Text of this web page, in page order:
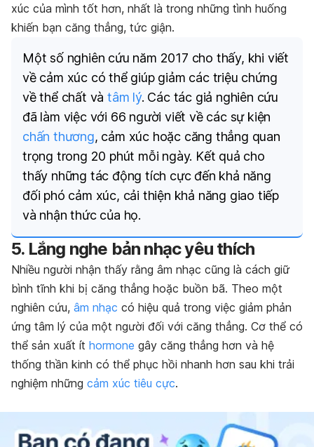
xúc của mình tốt hơn, nhất là trong những tình huống
khiến bạn căng thẳng, tức giận.
Một số nghiên cứu năm 2017 cho thấy, khi viết
về cảm xúc có thể giúp giảm các triệu chứng
về thể chất và tâm lý. Các tác giả nghiên cứu
đã làm việc với 66 người viết về các sự kiện
chấn thương, cảm xúc hoặc căng thẳng quan
trọng trong 20 phút mỗi ngày. Kết quả cho
thấy những tác động tích cực đến khả năng
đối phó cảm xúc, cải thiện khả năng giao tiếp
và nhận thức của họ.
5. Lắng nghe bản nhạc yêu thích
Nhiều người nhận thấy rằng âm nhạc cũng là cách giữ
bình tĩnh khi bị căng thẳng hoặc buồn bã. Theo một
nghiên cứu, âm nhạc có hiệu quả trong việc giảm phản
ứng tâm lý của một người đối với căng thẳng. Cơ thể có
thể sản xuất ít hormone gây căng thẳng hơn và hệ
thống thần kinh có thể phục hồi nhanh hơn sau khi trải
nghiệm những cảm xúc tiêu cực.